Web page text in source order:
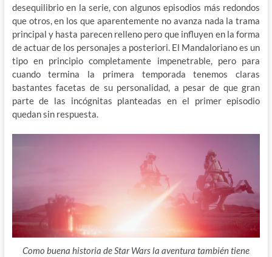
desequilibrio en la serie, con algunos episodios más redondos
que otros, en los que aparentemente no avanza nada la trama
principal y hasta parecen relleno pero que influyen en la forma
de actuar de los personajes a posteriori. El Mandaloriano es un
tipo en principio completamente impenetrable, pero para
cuando termina la primera temporada tenemos claras
bastantes facetas de su personalidad, a pesar de que gran
parte de las incógnitas planteadas en el primer episodio
quedan sin respuesta.
Como buena historia de Star Wars la aventura también tiene